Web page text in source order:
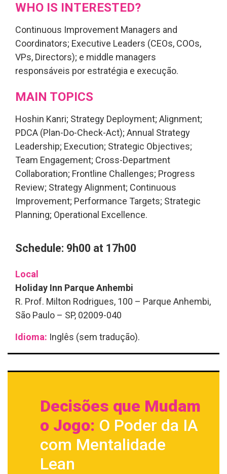
WHO IS INTERESTED?
Continuous Improvement Managers and
Coordinators; Executive Leaders (CEOs, COOs,
VPs, Directors); e middle managers
responsáveis por estratégia e execução.
MAIN TOPICS
Hoshin Kanri; Strategy Deployment; Alignment;
PDCA (Plan-Do-Check-Act); Annual Strategy
Leadership; Execution; Strategic Objectives;
Team Engagement; Cross-Department
Collaboration; Frontline Challenges; Progress
Review; Strategy Alignment; Continuous
Improvement; Performance Targets; Strategic
Planning; Operational Excellence.
Schedule: 9h00 at 17h00
Local
Holiday Inn Parque Anhembi
R. Prof. Milton Rodrigues, 100 – Parque Anhembi,
São Paulo – SP, 02009-040
Idioma: Inglês (sem tradução).
Decisões que Mudam
o Jogo: O Poder da IA
com Mentalidade
Lean